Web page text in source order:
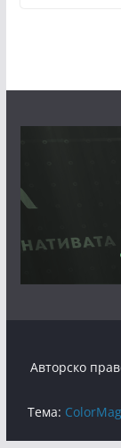
Авторско
Тема: ColorMag